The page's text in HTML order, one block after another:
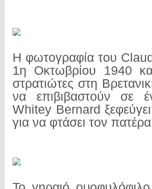
Η φωτογραφία του
1η Οκτωβρίου 1940
στρατιώτες στη
να επιβιβαστούν σε
Whitey Bernard
για να φτάσει τον